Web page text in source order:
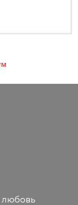
любовь